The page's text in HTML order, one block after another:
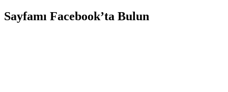
Sayfamı Facebook’ta Bulun